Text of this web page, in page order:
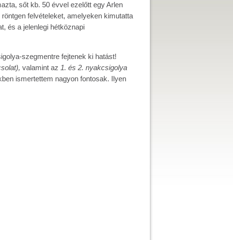
sőt kb. 50 évvel ezelőtt egy Arlen
felvételeket, amelyeken kimutatta
és a jelenlegi hétköznapi
szegmentre fejtenek ki hatást!
valamint az 1. és 2. nyakcsigolya
ismertettem nagyon fontosak. Ilyen